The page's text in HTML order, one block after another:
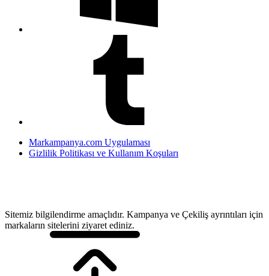
Markampanya.com Uygulaması
Gizlilik Politikası ve Kullanım Koşuları
Sitemiz bilgilendirme amaçlıdır. Kampanya ve Çekiliş ayrıntıları için
markaların sitelerini ziyaret ediniz.